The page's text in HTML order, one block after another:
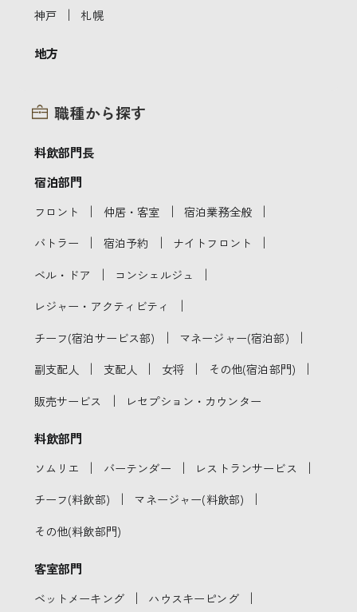
神戸 ｜ 札幌
地方
職種から探す
料飲部門長
宿泊部門
フロント ｜ 仲居・客室 ｜ 宿泊業務全般 ｜
バトラー ｜ 宿泊予約 ｜ ナイトフロント ｜
ベル・ドア ｜ コンシェルジュ ｜
レジャー・アクティビティ ｜
チーフ(宿泊サービス部) ｜ マネージャー(宿泊部) ｜
副支配人 ｜ 支配人 ｜ 女将 ｜ その他(宿泊部門) ｜
販売サービス ｜ レセプション・カウンター
料飲部門
ソムリエ ｜ バーテンダー ｜ レストランサービス ｜
チーフ(料飲部) ｜ マネージャー(料飲部) ｜
その他(料飲部門)
客室部門
ベットメーキング ｜ ハウスキーピング ｜